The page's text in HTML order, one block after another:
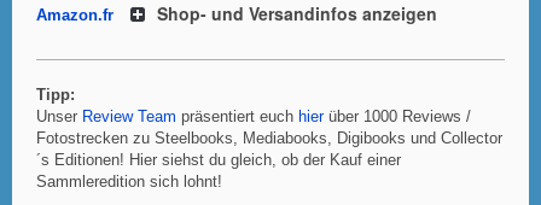
Amazon.fr Shop- und Versandinfos anzeigen
Tipp:
Unser Review Team präsentiert euch hierüber 1000 Reviews /
Fotostrecken zu Steelbooks, Mediabooks, Digibooks und Collector
´s Editionen! Hier siehst du gleich, ob der Kauf einer
Sammleredition sich lohnt!